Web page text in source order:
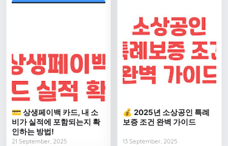
💳 상생페이백 카드, 내 소
비가 실적에 포함되는지 확
인하는 방법!
21 September, 2025
💰 2025년 소상공인 특례
보증 조건 완벽 가이드
13 September, 2025